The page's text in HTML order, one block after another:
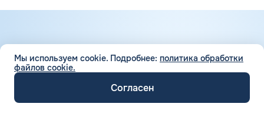
компаньонами в 1934 году. В 1935 году там же открылась
задаются вопросом — это чья компания. С 2022 года она
выкуплена фирмой «Лукойл» и теперь работает под
названием Тебойл (Teboil).
На официальном сайте shell.com можно ознакомиться с
+7 (499) 322-22-95
Мы используем cookie. Подробнее: политика обработки
файлов cookie.
Согласен